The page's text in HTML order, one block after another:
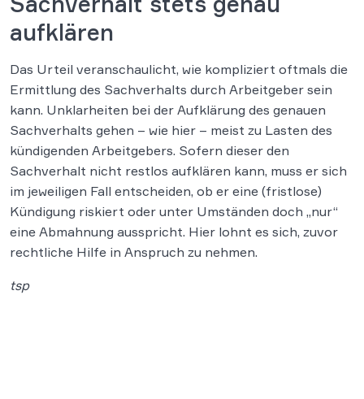
aufklären
Das Urteil veranschaulicht, wie kompliziert oftmals die
Ermittlung des Sachverhalts durch Arbeitgeber sein
kann. Unklarheiten bei der Aufklärung des genauen
Sachverhalts gehen – wie hier – meist zu Lasten des
kündigenden Arbeitgebers. Sofern dieser den
Sachverhalt nicht restlos aufklären kann, muss er sich
im jeweiligen Fall entscheiden, ob er eine (fristlose)
Kündigung riskiert oder unter Umständen doch „nur“
eine Abmahnung ausspricht. Hier lohnt es sich, zuvor
rechtliche Hilfe in Anspruch zu nehmen.
tsp